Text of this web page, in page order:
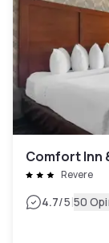
Comfort Inn
Revere
4.7/5|50